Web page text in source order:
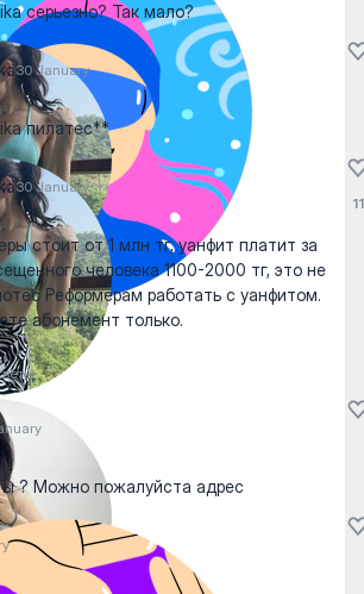
серьезно? Так мало?
30 January
пилатес**
30 January
стоит от 1 млн тг, уанфит платит за
человека 1100-2000 тг, это не
Реформерам работать с уанфитом.
абонемент только.
11
? Можно пожалуйста адрес